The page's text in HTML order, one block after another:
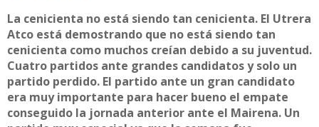
La cenicienta no está siendo tan cenicienta. El Utrera
Atco está demostrando que no está siendo tan
cenicienta como muchos creían debido a su juventud.
Cuatro partidos ante grandes candidatos y solo un
partido perdido. El partido ante un gran candidato
era muy importante para hacer bueno el empate
conseguido la jornada anterior ante el Mairena. Un